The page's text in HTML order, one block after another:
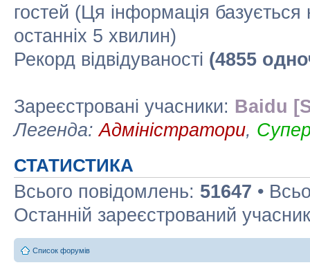
гостей (Ця інформація базується
останніх 5 хвилин)
Рекорд відвідуваності (4855
Зареєстровані учасники: Baidu
Легенда:Адміністратори,
СТАТИСТИКА
Всього повідомлень: 51647 •
Останній зареєстрований
Список форумів